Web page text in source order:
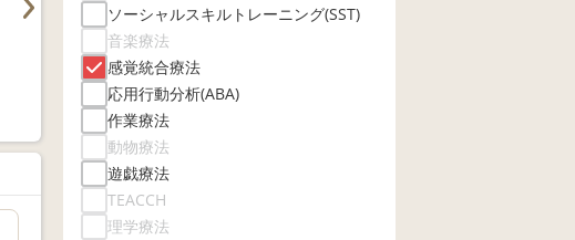
ソーシャルスキルトレーニング(SST)
音楽療法
感覚統合療法
応用行動分析(ABA)
作業療法
動物療法
遊戯療法
TEACCH
理学療法